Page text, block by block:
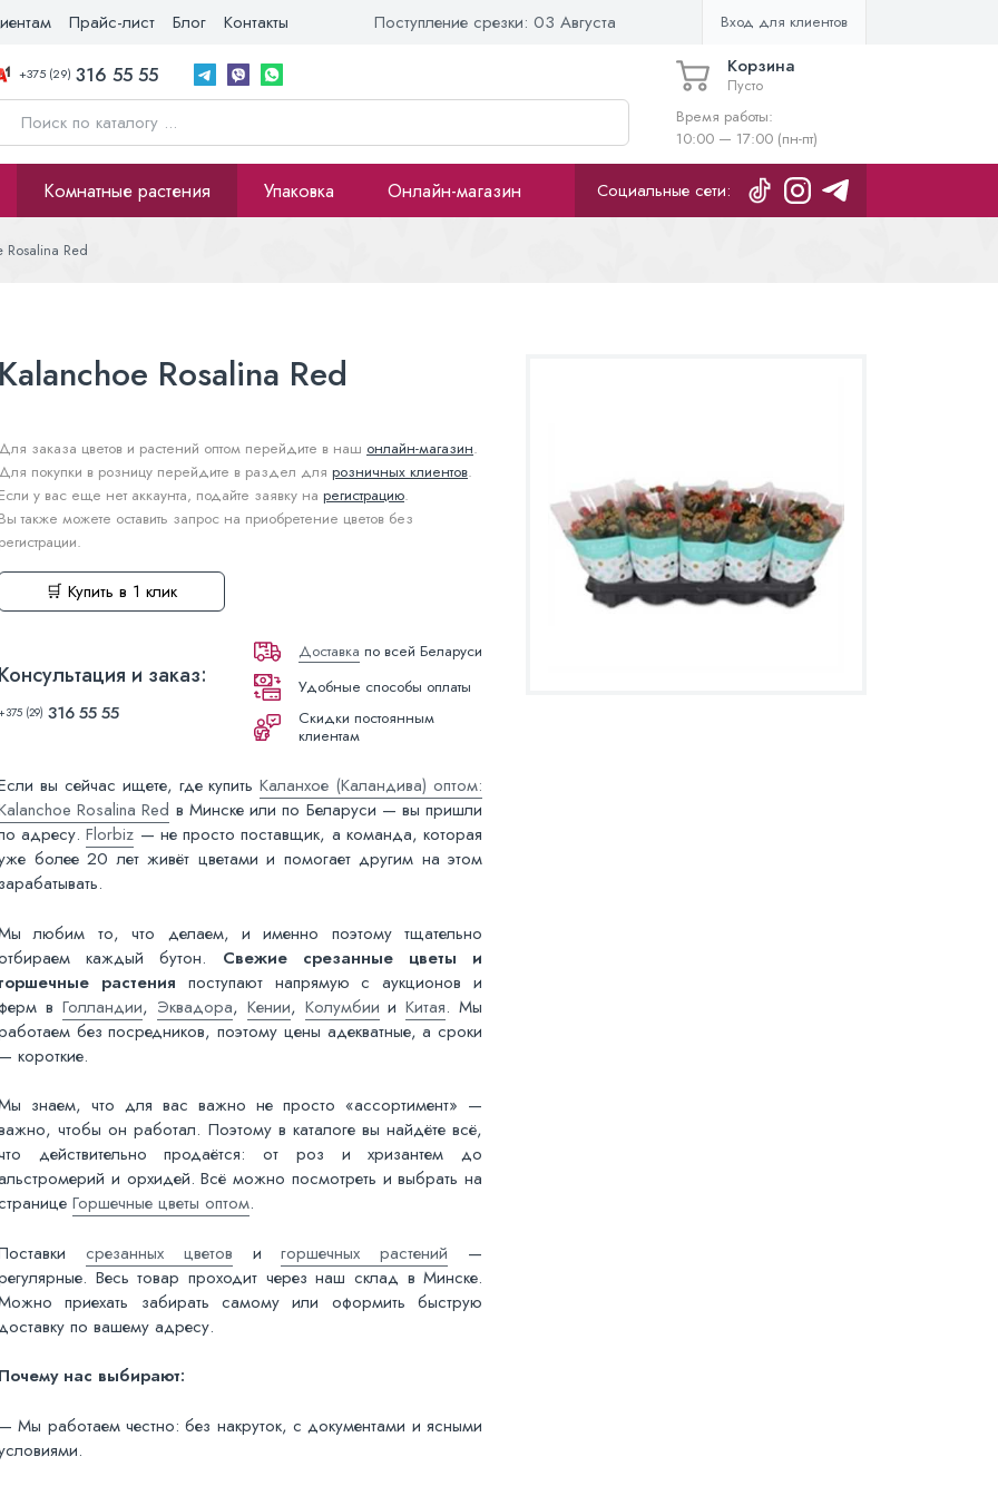
Прайс-лист Блог Контакты Поступление срезки: 03 Августа Вход для клиентов
+375 (29) 316 55 55 Корзина
Пусто
Время работы:
10:00 — 17:00 (пн-пт)
Комнатные растения Упаковка Онлайн-магазин Социальные сети:
Rosalina Red
Kalanchoe Rosalina Red
Для заказа цветов и растений оптом перейдите в наш онлайн-магазин.
Для покупки в розницу перейдите в раздел для розничных клиентов.
Если у вас еще нет аккаунта, подайте заявку на регистрацию.
Вы также можете оставить запрос на приобретение цветов без
регистрации.
🛒 Купить в 1 клик
Консультация и заказ:
+375 (29) 316 55 55
Доставка по всей Беларуси
Удобные способы оплаты
Скидки постоянным
клиентам
вы сейчас ищете, где купитьКаланхое (Каландива) оптом:
Rosalina Red в Минске или по Беларуси — вы пришли
адресу.Florbiz — не просто поставщик, а команда, которая
более 20 лет живёт цветами и помогает другим на этом
зарабатывать.
любим то, что делаем, и именно поэтому тщательно
каждый бутон. Свежие срезанные цветы и
горшечные растения поступают напрямую с аукционов и
в Голландии, Эквадора, Кении, Колумбии иКитая. Мы
без посредников, поэтому цены адекватные, а сроки
— короткие.
знаем, что для вас важно не просто «ассортимент» —
чтобы он работал. Поэтому в каталоге вы найдёте всё,
действительно продаётся: от роз и хризантем до
и орхидей. Всё можно посмотреть и выбрать на
Горшечные цветы оптом.
срезанных цветов игоршечных растений —
Весь товар проходит через наш склад в Минске.
приехать забирать самому или оформить быструю
по вашему адресу.
Почему нас выбирают:
— Мы работаем честно: без накруток, с документами и ясными